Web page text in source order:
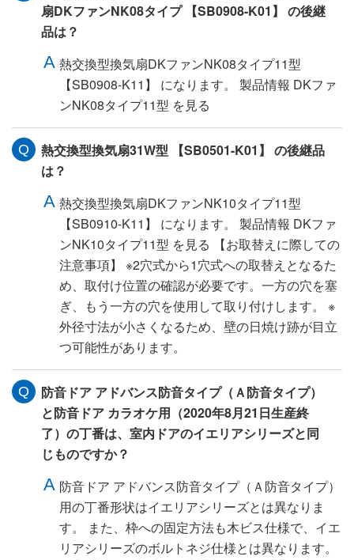
扇DKファンNK08タイプ 【SB0908-K01】 の後継
品は？
熱交換型換気扇DKファンNK08タイプ11型
【SB0908-K11】 になります。 製品情報 DKファ
ンNK08タイプ11型 を見る
熱交換型換気扇31W型 【SB0501-K01】 の後継品
は？
熱交換型換気扇DKファンNK10タイプ11型
【SB0910-K11】 になります。 製品情報 DKファ
ンNK10タイプ11型 を見る 【お取替えに際しての
注意事項】 ※2穴式から1穴式への取替えとなるた
め、取付け位置の確認が必要です。一方の穴を塞
ぎ、もう一方の穴を使用して取り付けします。 ※
外径寸法が小さくなるため、壁の日焼け跡が目立
つ可能性があります。
防音ドア アドバンス防音タイプ（Ａ防音タイプ）
と防音ドア カラオケ用（2020年8月21日生産終
了）の丁番は、室内ドアのイエリアシリーズと同
じものですか？
防音ドア アドバンス防音タイプ（Ａ防音タイプ）
用の丁番形状はイエリアシリーズとは異なりま
す。 また、枠への固定方法も木ビス仕様で、イエ
リアシリーズのボルトネジ仕様とは異なります。